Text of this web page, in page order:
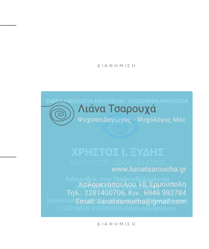
5 ώρες 39 λεπτά πρίν
Πάνω από 90 ειδικότητες και
ΣΑΕΚ
Αυξήθηκαν οι Έλληνες που
αποφάσισαν να διακόψουν το
κάπνισμα
ΔΙΑΦΉΜΙΣΗ
ΔΙΑΦΉΜΙΣΗ